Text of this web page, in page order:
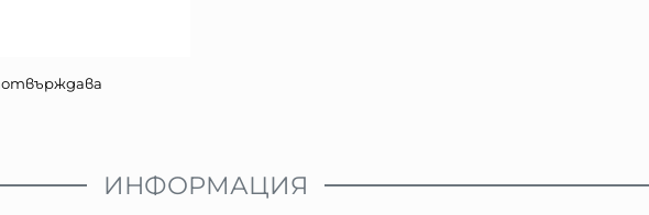
ИНФОРМАЦИЯ